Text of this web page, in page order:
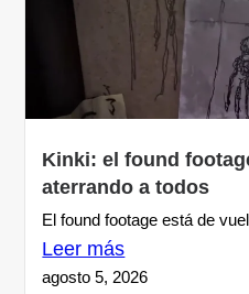
Kinki: el found
aterrando a todos
El found footage está de
Leer más
agosto 5, 2026